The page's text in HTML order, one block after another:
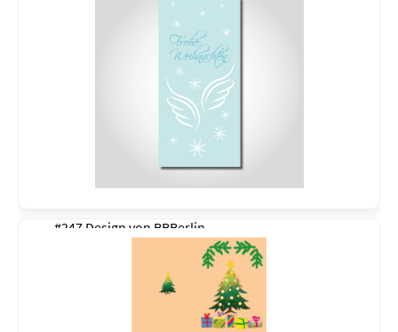
#247 Design von BBBerlin